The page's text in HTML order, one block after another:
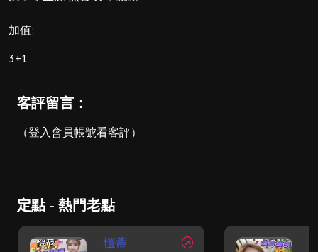
加值:
3+1
客評留言：
（登入會員帳號看客評）
定點 - 熱門老點
愷蒂